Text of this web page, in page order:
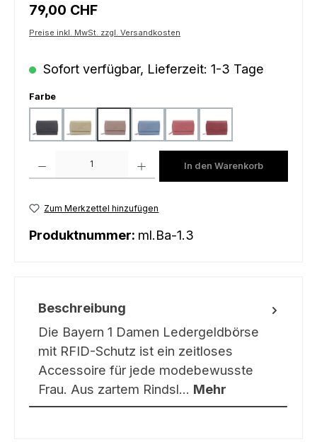
Regulärer Preis:
79,00 CHF
Preise inkl. MwSt. zzgl. Versandkosten
Sofort verfügbar, Lieferzeit: 1-3 Tage
Farbeauswählen
blacklight mustard
peachsky bluesunrisewine
In den Warenkorb
Zum Merkzettel hinzufügen
Produktnummer: ml.Ba-1.3
Beschreibung
Die Bayern 1 Damen Ledergeldbörse
mit RFID-Schutz ist ein zeitloses
Accessoire für jede modebewusste
Frau. Aus zartem Rindsl… Mehr